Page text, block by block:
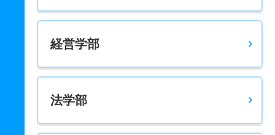
2人 3.20倍 1.60倍 54人 54人 17人 －
現代社会学科 推薦 公募推薦
現代社会学科 推薦 専門学科公募推薦
5人 1.20倍
健康スポーツ社会学科 一般 前期日程２科目型
経営学部
法学部